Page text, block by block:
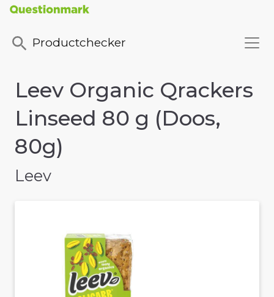
Productchecker
Leev Organic Qrackers
Linseed 80 g (Doos,
80g)
Leev